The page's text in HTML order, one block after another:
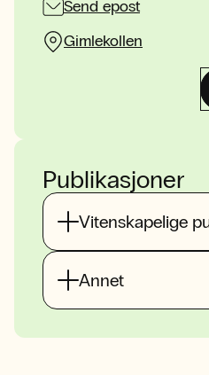
Send epost
Gimlekollen
Publikasjoner
Vitenskapelige
Annet